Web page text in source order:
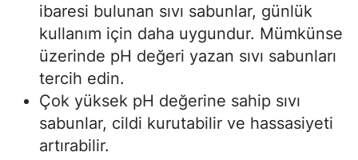
ibaresi bulunan sıvı sabunlar, günlük
kullanım için daha uygundur. Mümkünse
üzerinde pH değeri yazan sıvı sabunları
tercih edin.
Çok yüksek pH değerine sahip sıvı
sabunlar, cildi kurutabilir ve hassasiyeti
artırabilir.